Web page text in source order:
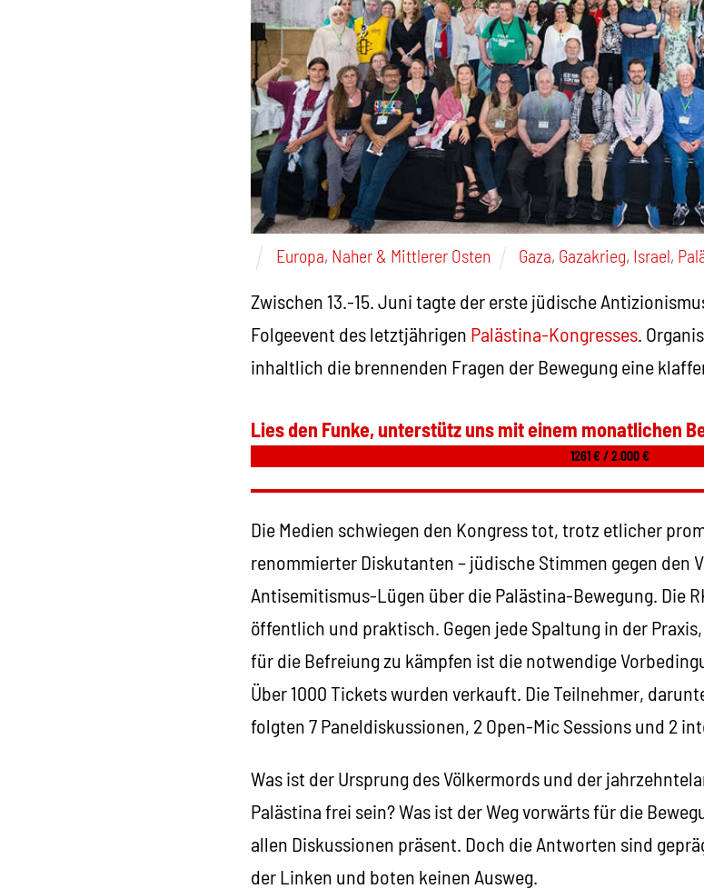
Europa, Naher & Mittlerer Osten Gaza, Gazakrieg, Israel,
Zwischen 13.-15. Juni tagte der erste jüdische
Folgeevent des letztjährigen Palästina-Kongresses.
inhaltlich die brennenden Fragen der Bewegung eine
Lies den Funke, unterstütz uns mit einem monatlichen
1261 € / 2.000 €
Die Medien schwiegen den Kongress tot, trotz etlicher
renommierter Diskutanten – jüdische Stimmen gegen den
Antisemitismus-Lügen über die Palästina-Bewegung. Die
öffentlich und praktisch. Gegen jede Spaltung in der
für die Befreiung zu kämpfen ist die notwendige
Über 1000 Tickets wurden verkauft. Die Teilnehmer,
folgten 7 Paneldiskussionen, 2 Open-Mic Sessions und 2
Was ist der Ursprung des Völkermords und der
Palästina frei sein? Was ist der Weg vorwärts für die
allen Diskussionen präsent. Doch die Antworten sind
der Linken und boten keinen Ausweg.